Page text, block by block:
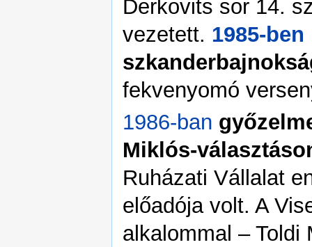
Derkovits sor 14.
vezetett. 1985-ben
fekvenyomó
1986-ban
Miklós-
Ruházati Vállalat
előadója volt. A
alkalommal – Toldi